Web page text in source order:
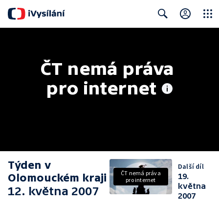
ČT nemá práva
pro internet
Týden v
Olomouckém kraji
12. května 2007
ČT nemá práva
pro internet
Další díl
19.
května
2007